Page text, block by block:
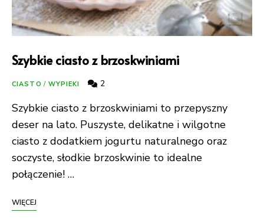
Szybkie ciasto z brzoskwiniami
CIASTO / WYPIEKI 2
Szybkie ciasto z brzoskwiniami to przepyszny
deser na lato. Puszyste, delikatne i wilgotne
ciasto z dodatkiem jogurtu naturalnego oraz
soczyste, słodkie brzoskwinie to idealne
połączenie! …
WIĘCEJ